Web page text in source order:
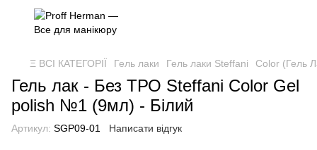
Ξ ВСІ КАТЕГОРІЇ Гель лаки Гель лаки Steffani Color (Гель
Гель лак - Без ТРО Steffani Color Gel
polish №1 (9мл) - Білий
Артикул: SGP09-01 Написати відгук